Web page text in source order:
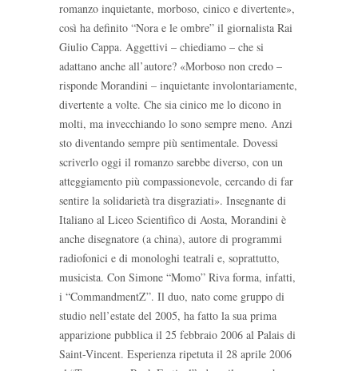
romanzo inquietante, morboso, cinico e divertente»,
così ha definito “Nora e le ombre” il giornalista Rai
Giulio Cappa. Aggettivi – chiediamo – che si
adattano anche all’autore? «Morboso non credo –
risponde Morandini – inquietante involontariamente,
divertente a volte. Che sia cinico me lo dicono in
molti, ma invecchiando lo sono sempre meno. Anzi
sto diventando sempre più sentimentale. Dovessi
scriverlo oggi il romanzo sarebbe diverso, con un
atteggiamento più compassionevole, cercando di far
sentire la solidarietà tra disgraziati». Insegnante di
Italiano al Liceo Scientifico di Aosta, Morandini è
anche disegnatore (a china), autore di programmi
radiofonici e di monologhi teatrali e, soprattutto,
musicista. Con Simone “Momo” Riva forma, infatti,
i “CommandmentZ”. Il duo, nato come gruppo di
studio nell’estate del 2005, ha fatto la sua prima
apparizione pubblica il 25 febbraio 2006 al Palais di
Saint-Vincent. Esperienza ripetuta il 28 aprile 2006